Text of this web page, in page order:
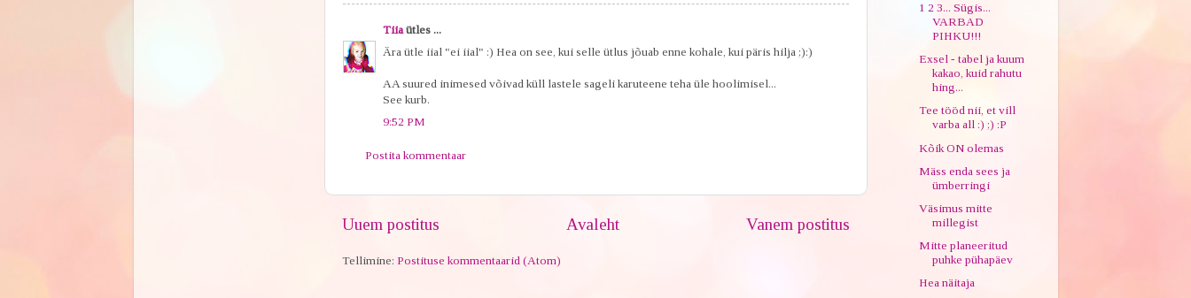
Tiiaütles ...
Ära ütle iial "ei iial" :) Hea on see, kui selle ütlus jõuab enne kohale, kui päris hilja ;):)
AA suured inimesed võivad küll lastele sageli karuteene teha üle hoolimisel...
See kurb.
9:52 PM
Postita kommentaar
Uuem postitus Vanem postitus
Avaleht
Tellimine: Postituse kommentaarid (Atom)
1 2 3... Sügis...
VARBAD
PIHKU!!!
Exsel - tabel ja kuum
kakao, kuid rahutu
hing...
Tee tööd nii, et vill
varba all :) ;) :P
Kõik ON olemas
Mäss enda sees ja
ümberringi
Väsimus mitte
millegist
Mitte planeeritud
puhke pühapäev
Hea näitaja